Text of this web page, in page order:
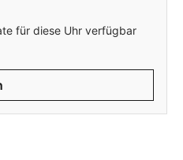
für diese Uhr verfügbar